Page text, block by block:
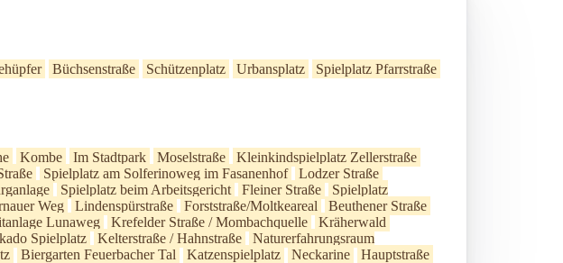
Büchsenstraße Schützenplatz Urbansplatz Spielplatz Pfarrstraße
Kombe Im Stadtpark Moselstraße
Kleinkindspielplatz Zellerstraße
Spielplatz am Solferinoweg im Fasanenhof
Lodzer Straße
Spielplatz beim Arbeitsgericht Fleiner Straße
Spielplatz
Weg Lindenspürstraße Forststraße/Moltkeareal
Beuthener Straße
Lunaweg Krefelder Straße / Mombachquelle
Kräherwald
Spielplatz Kelterstraße / Hahnstraße
Naturerfahrungsraum
Biergarten Feuerbacher Tal Katzenspielplatz Neckarine Hauptstraße